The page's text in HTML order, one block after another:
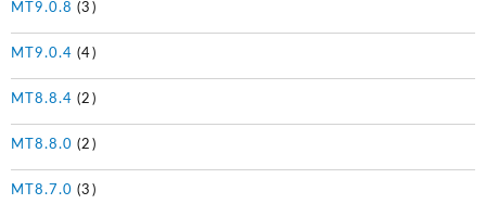
MT9.0.8 (3)
MT9.0.4 (4)
MT8.8.4 (2)
MT8.8.0 (2)
MT8.7.0 (3)